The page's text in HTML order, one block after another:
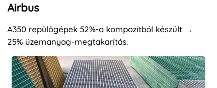
Airbus
A350 repülőgépek 52%-a kompozitból készült →
25% üzemanyag-megtakarítás.